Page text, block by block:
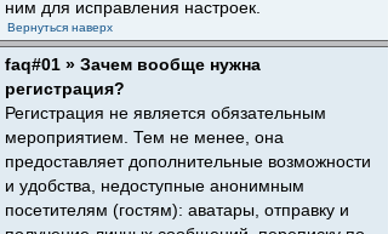
ним для исправления настроек.
Вернуться наверх
faq#01 » Зачем вообще нужна
регистрация?
Регистрация не является обязательным
мероприятием. Тем не менее, она
предоставляет дополнительные возможности
и удобства, недоступные анонимным
посетителям (гостям): аватары, отправку и